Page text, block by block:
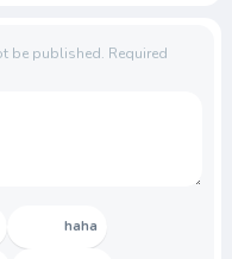
be published. Required
haha